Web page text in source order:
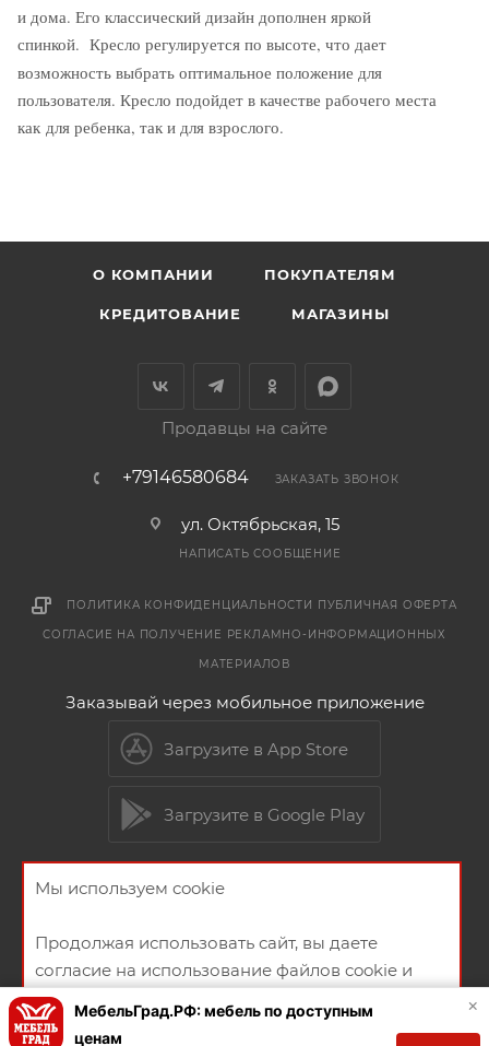
и дома. Его классический дизайн дополнен яркой
спинкой. Кресло регулируется по высоте, что дает
возможность выбрать оптимальное положение для
пользователя. Кресло подойдет в качестве рабочего места
как для ребенка, так и для взрослого.
О КОМПАНИИ ПОКУПАТЕЛЯМ
КРЕДИТОВАНИЕ МАГАЗИНЫ
Продавцы на сайте
+79146580684 ЗАКАЗАТЬ ЗВОНОК
ул. Октябрьская, 15
НАПИСАТЬ СООБЩЕНИЕ
ПОЛИТИКА КОНФИДЕНЦИАЛЬНОСТИ ПУБЛИЧНАЯ ОФЕРТА
СОГЛАСИЕ НА ПОЛУЧЕНИЕ РЕКЛАМНО-ИНФОРМАЦИОННЫХ
МАТЕРИАЛОВ
Заказывай через мобильное приложение
Загрузите в App Store
Загрузите в Google Play
Мы используем cookie
Продолжая использовать сайт, вы даете
согласие на использование файлов cookie и
политикой конфиденциальности
×
МебельГрад.РФ: мебель по доступным
ценам